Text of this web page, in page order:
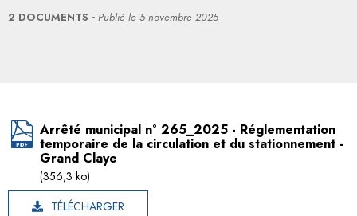
2 DOCUMENTS Publié le 5 novembre 2025
Arrêté municipal n° 265_2025 - Réglementation
temporaire de la circulation et du stationnement -
Grand Claye
(356,3 ko)
TÉLÉCHARGER